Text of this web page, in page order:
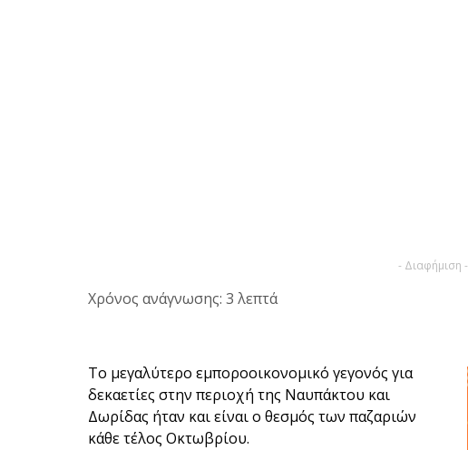
- Διαφήμιση -
Χρόνος ανάγνωσης: 3 λεπτά
Το μεγαλύτερο εμποροοικονομικό γεγονός για
δεκαετίες στην περιοχή της Ναυπάκτου και
Δωρίδας ήταν και είναι ο θεσμός των παζαριών
κάθε τέλος Οκτωβρίου.